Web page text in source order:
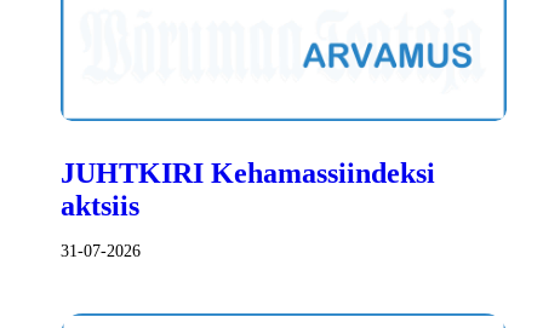
JUHTKIRI Kehamassiindeksi
aktsiis
31-07-2026